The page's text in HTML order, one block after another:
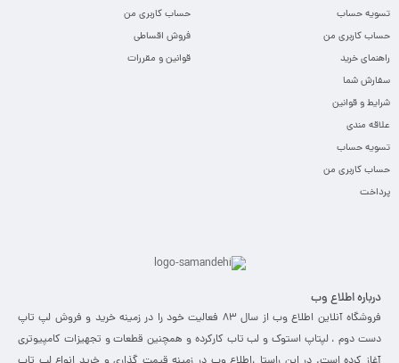
تسویه حساب
حساب کاربری من
راهنمای خرید
سفارش شما
شرایط و قوانین
علاقه مندی
تسویه حساب
حساب کاربری من
پرداخت
حساب کاربری من
فروش اقساطی
قوانین و مقررات
درباره اطلاع وب
فروشگاه آنلاین اطلاع وب از سال 83 فعالیت خود را در زمینه خرید و فروش لپ تاپ
دست دوم ، لپتاپ استوک و لب تاب کارکرده و همچنین قطعات و تجهیزات کامپیوتری